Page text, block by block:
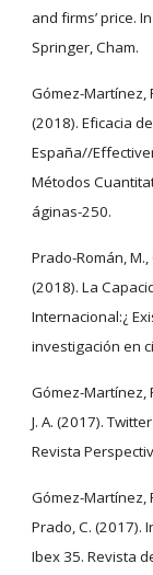
and firms’ price.
Springer, Cham.
Gómez-Martínez,
(2018). Eficacia
España//
Métodos
áginas-250.
Prado-Román,
(2018). La
Internacional:¿
investigación en
Gómez-Martínez,
J. A. (2017).
Revista
Gómez-Martínez,
Prado, C. (2017).
Ibex 35. Revista